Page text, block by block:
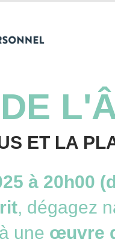
ET LA
à 20h00
, dégagez
une œuvre